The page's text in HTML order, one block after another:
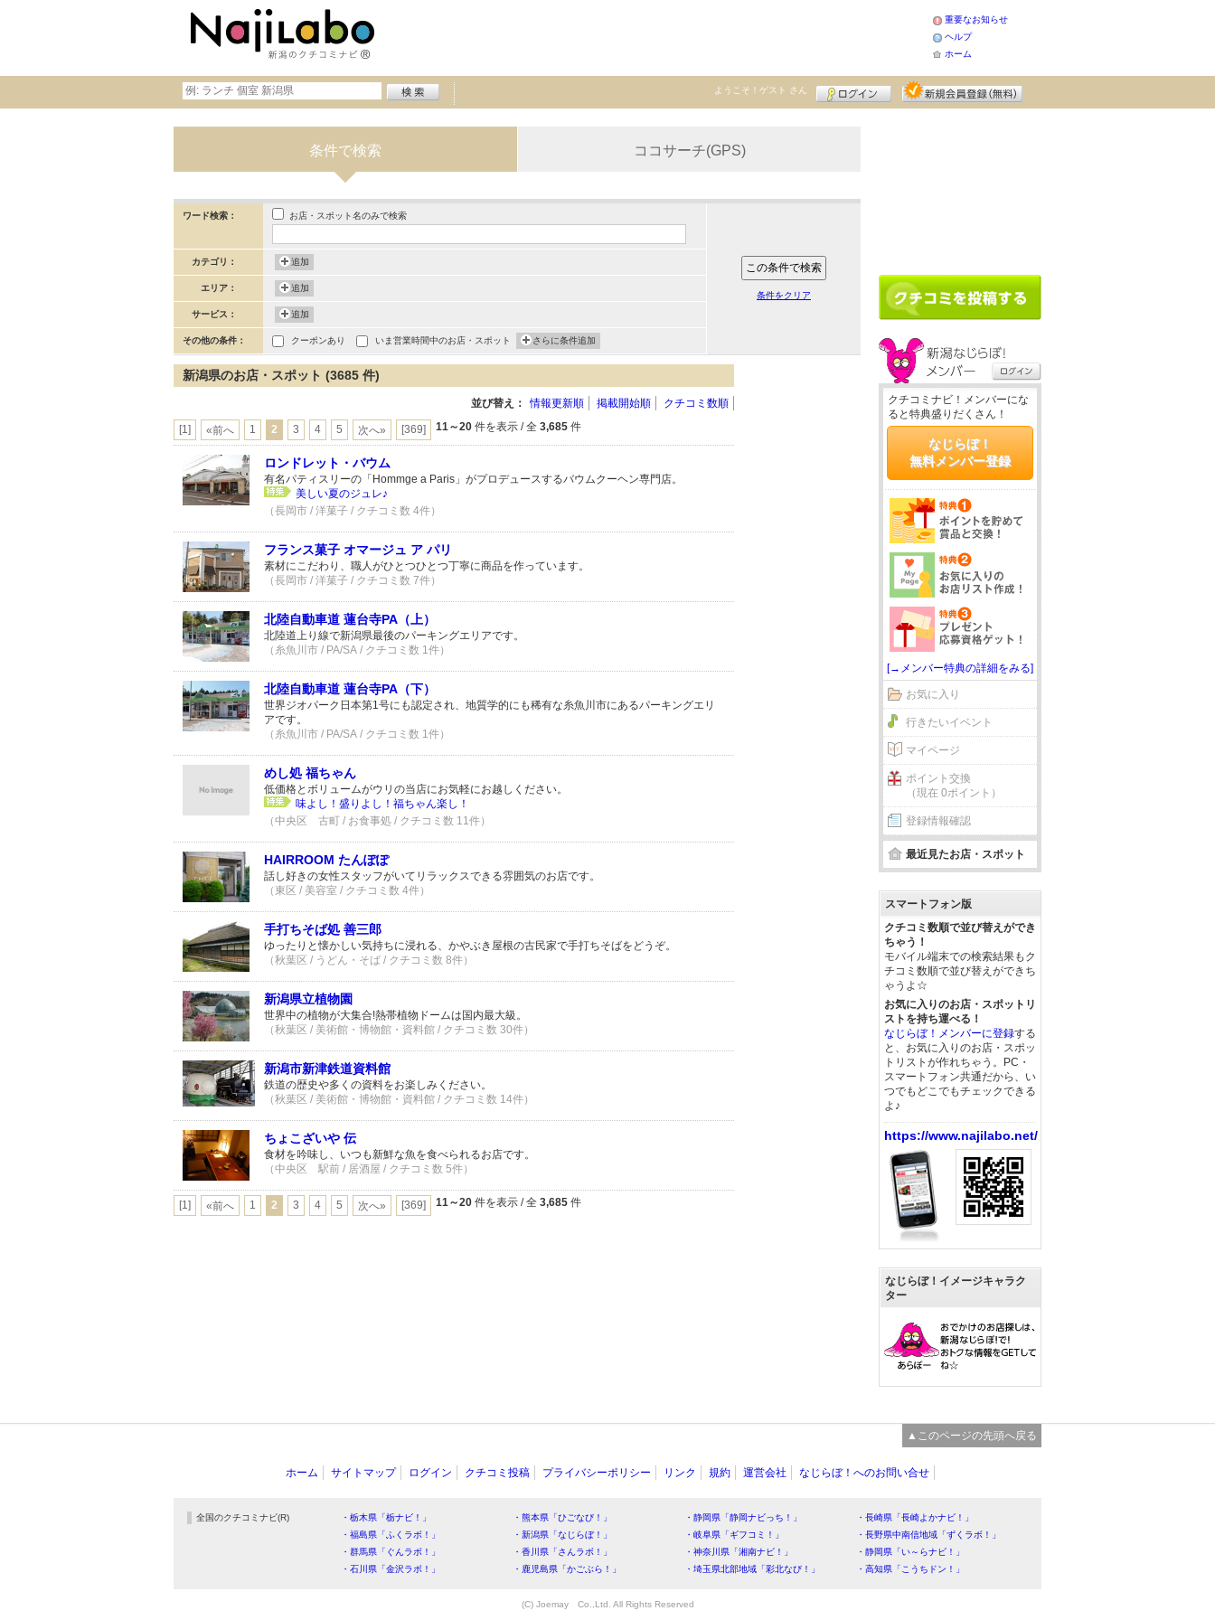
重要なお知らせ
ヘルプ
ホーム
ようこそ！ ゲスト さん
条件で検索 ココサーチ(GPS)
ワード検索： お店・スポット名のみで検索
カテゴリ： 追加
エリア： 追加
サービス： 追加
その他の条件： クーポンあり いま営業時間中のお店・スポット さらに条件追加
条件をクリア
新潟県のお店・スポット (3685 件)
並び替え： 情報更新順 掲載開始順 クチコミ数順
[1] «前へ 1 2 3 4 5 次へ» [369] 11～20 件を表示 / 全 3,685 件
ロンドレット・バウム
有名パティスリーの「Hommge a Paris」がプロデュースするバウムクーヘン専門店。
美しい夏のジュレ♪
（長岡市 / 洋菓子 / クチコミ数 4件）
フランス菓子 オマージュ ア パリ
素材にこだわり、職人がひとつひとつ丁寧に商品を作っています。
（長岡市 / 洋菓子 / クチコミ数 7件）
北陸自動車道 蓮台寺PA（上）
北陸道上り線で新潟県最後のパーキングエリアです。
（糸魚川市 / PA/SA / クチコミ数 1件）
北陸自動車道 蓮台寺PA（下）
世界ジオパーク日本第1号にも認定され、地質学的にも稀有な糸魚川市にあるパーキングエリ
アです。
（糸魚川市 / PA/SA / クチコミ数 1件）
めし処 福ちゃん
低価格とボリュームがウリの当店にお気軽にお越しください。
味よし！盛りよし！福ちゃん楽し！
（中央区 古町 / お食事処 / クチコミ数 11件）
HAIRROOM たんぽぽ
話し好きの女性スタッフがいてリラックスできる雰囲気のお店です。
（東区 / 美容室 / クチコミ数 4件）
手打ちそば処 善三郎
ゆったりと懐かしい気持ちに浸れる、かやぶき屋根の古民家で手打ちそばをどうぞ。
（秋葉区 / うどん・そば / クチコミ数 8件）
新潟県立植物園
世界中の植物が大集合!熱帯植物ドームは国内最大級。
（秋葉区 / 美術館・博物館・資料館 / クチコミ数 30件）
新潟市新津鉄道資料館
鉄道の歴史や多くの資料をお楽しみください。
（秋葉区 / 美術館・博物館・資料館 / クチコミ数 14件）
ちょこざいや 伝
食材を吟味し、いつも新鮮な魚を食べられるお店です。
（中央区 駅前 / 居酒屋 / クチコミ数 5件）
[1] «前へ 1 2 3 4 5 次へ» [369] 11～20 件を表示 / 全 3,685 件
クチコミナビ！メンバーにな
ると特典盛りだくさん！
なじらぼ！
無料メンバー登録
[→メンバー特典の詳細をみる]
お気に入り
行きたいイベント
マイページ
ポイント交換
（現在 0ポイント）
登録情報確認
最近見たお店・スポット
スマートフォン版
クチコミ数順で並び替えができ
ちゃう！
モバイル端末での検索結果もク
チコミ数順で並び替えができち
ゃうよ☆
お気に入りのお店・スポットリ
ストを持ち運べる！
なじらぼ！メンバーに登録する
と、お気に入りのお店・スポッ
トリストが作れちゃう。PC・
スマートフォン共通だから、い
つでもどこでもチェックできる
よ♪
https://www.najilabo.net/
なじらぼ！イメージキャラク
ター
▲このページの先頭へ戻る
ホーム サイトマップ ログイン クチコミ投稿 プライバシーポリシー リンク 規約 運営会社 なじらぼ！へのお問い合せ
全国のクチコミナビ(R) ・栃木県「栃ナビ！」 ・熊本県「ひごなび！」 ・静岡県「静岡ナビっち！」
・長崎県「長崎よかナビ！」
・福島県「ふくラボ！」
・新潟県「なじらぼ！」 ・岐阜県「ギフコミ！」
・長野県中南信地域「ずくラボ！」
・群馬県「ぐんラボ！」
・香川県「さんラボ！」 ・神奈川県「湘南ナビ！」
・静岡県「い～らナビ！」
・石川県「金沢ラボ！」
・鹿児島県「かごぶら！」 ・埼玉県北部地域「彩北なび！」 ・高知県「こうちドン！」
(C) Joemay Co.,Ltd. All Rights Reserved